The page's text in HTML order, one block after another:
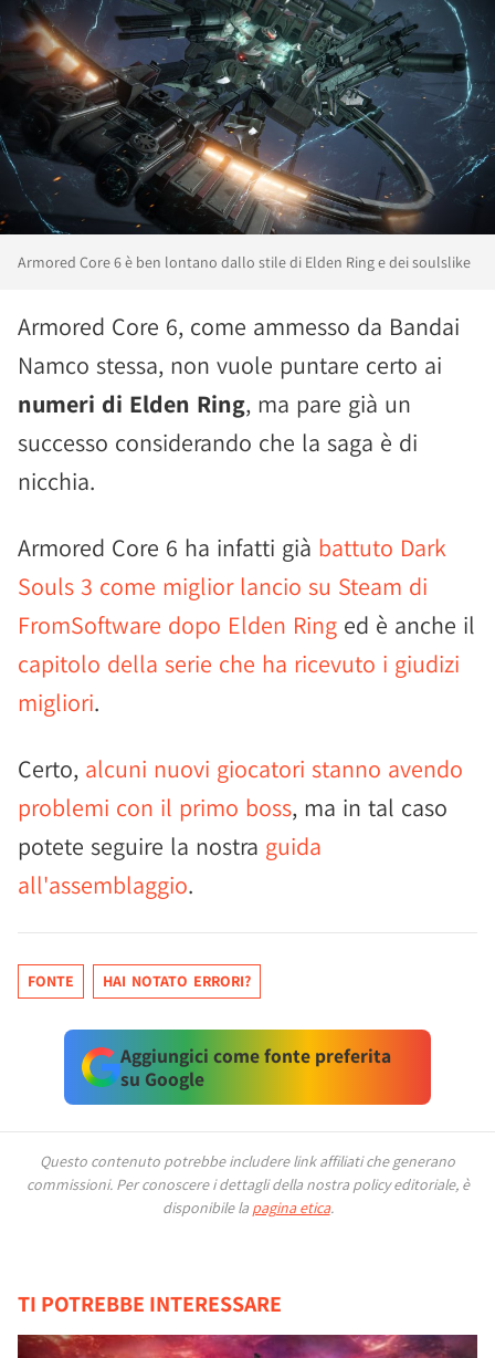
Armored Core 6 è ben lontano dallo stile di Elden Ring e dei soulslike
Armored Core 6, come ammesso da Bandai
Namco stessa, non vuole puntare certo ai
numeri di Elden Ring, ma pare già un
successo considerando che la saga è di
nicchia.
Armored Core 6 ha infatti già battuto Dark
Souls 3 come miglior lancio su Steam di
FromSoftware dopo Elden Ring ed è anche il
capitolo della serie che ha ricevuto i giudizi
migliori.
Certo, alcuni nuovi giocatori stanno avendo
problemi con il primo boss, ma in tal caso
potete seguire la nostra guida
all'assemblaggio.
FONTE HAI NOTATO ERRORI?
Aggiungici come fonte preferita
su Google
Questo contenuto potrebbe includere link affiliati che generano
commissioni. Per conoscere i dettagli della nostra policy editoriale, è
disponibile la pagina etica.
TI POTREBBE INTERESSARE